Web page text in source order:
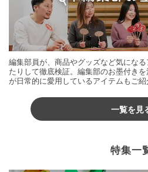
編集部員が、商品やグッズなど気にな
たりして徹底検証。編集部のお墨付き
が日常的に愛用しているアイテムもご紹
一覧を見
特集一